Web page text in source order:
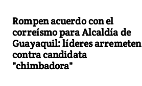
Rompen acuerdo con el
correísmo para Alcaldía de
Guayaquil: líderes arremeten
contra candidata
"chimbadora"